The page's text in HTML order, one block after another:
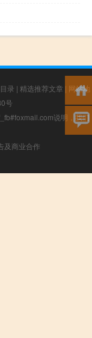
录 | 精选推荐文章 | 网站地
号
说明，我们
及商业合作